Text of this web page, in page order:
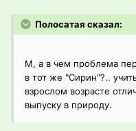
Полосатая сказал:
М, а в чем проблема
в тот же "Сирин"?..
взрослом возрасте
выпуску в природу.